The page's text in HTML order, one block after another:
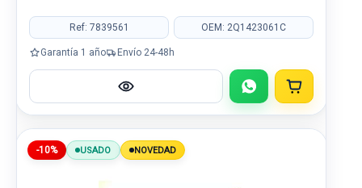
Ref: 7839561 OEM: 2Q1423061C
Garantía 1 año Envío 24-48h
-10% USADO NOVEDAD